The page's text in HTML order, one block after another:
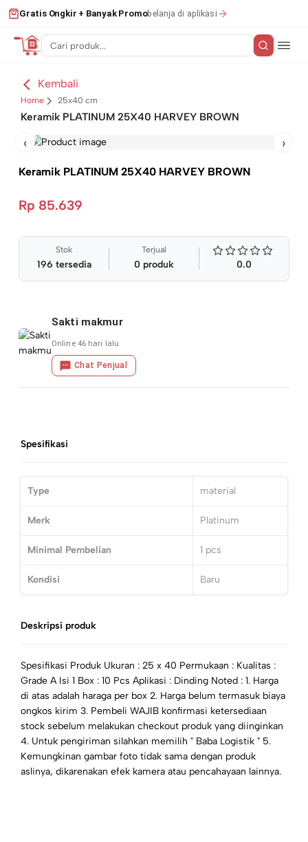
Gratis Ongkir + Banyak Promobelanja di aplikasi
Kembali
Home 25x40 cm
Keramik PLATINUM 25X40 HARVEY BROWN
‹ ›
Keramik PLATINUM 25X40 HARVEY BROWN
Rp 85.639
Stok
196 tersedia
Terjual
0 produk 0.0
Sakti makmur
Online 46 hari lalu
Chat Penjual
Spesifikasi
Type material
Merk Platinum
Minimal Pembelian 1 pcs
Kondisi Baru
Deskripsi produk
Spesifikasi Produk Ukuran : 25 x 40 Permukaan : Kualitas :
Grade A Isi 1 Box : 10 Pcs Aplikasi : Dinding Noted : 1. Harga
di atas adalah haraga per box 2. Harga belum termasuk biaya
ongkos kirim 3. Pembeli WAJIB konfirmasi ketersediaan
stock sebelum melakukan checkout produk yang diinginkan
4. Untuk pengiriman silahkan memilih " Baba Logistik " 5.
Kemungkinan gambar foto tidak sama dengan produk
aslinya, dikarenakan efek kamera atau pencahayaan lainnya.